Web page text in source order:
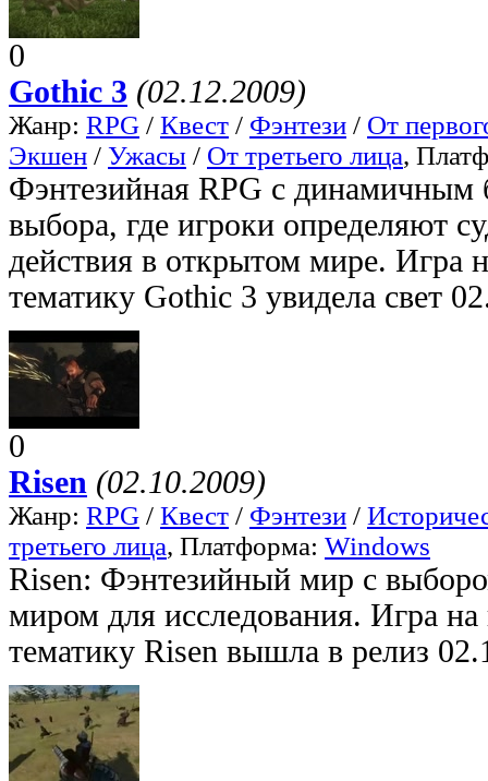
0
Gothic 3 (02.12.2009)
Жанр: RPG / Квест / Фэнтези / От
Экшен / Ужасы / От третьего лица,
Фэнтезийная RPG с динамичным
выбора, где игроки определяют
действия в открытом мире. Игра
тематику Gothic 3 увидела свет
0
Risen (02.10.2009)
Жанр: RPG / Квест / Фэнтези /
третьего лица, Платформа: Windows
Risen: Фэнтезийный мир с
миром для исследования. Игра
тематику Risen вышла в релиз